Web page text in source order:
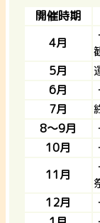
開催時期
4月
5月
6月
7月
8～9月
10月
11月
12月